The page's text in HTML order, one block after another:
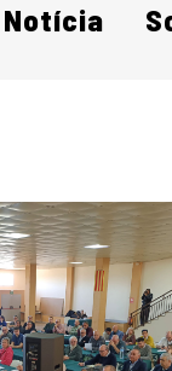
Notícia